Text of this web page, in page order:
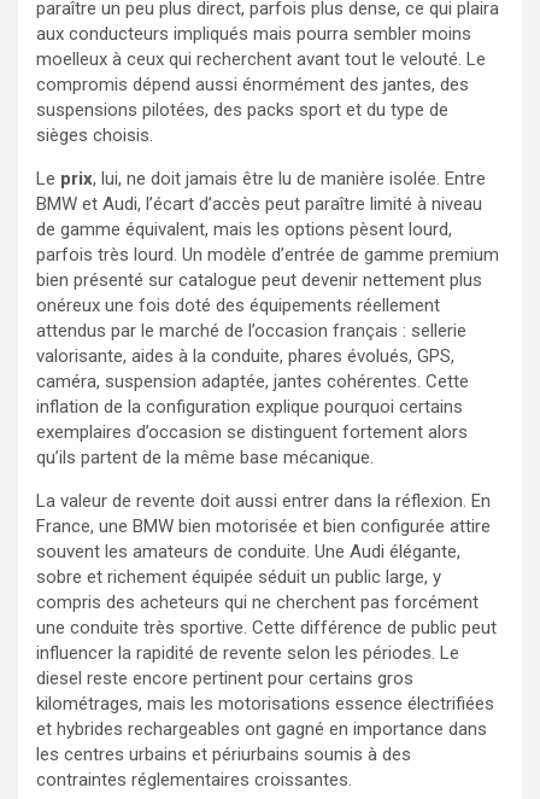
paraître un peu plus direct, parfois plus dense, ce qui plaira
aux conducteurs impliqués mais pourra sembler moins
moelleux à ceux qui recherchent avant tout le velouté. Le
compromis dépend aussi énormément des jantes, des
suspensions pilotées, des packs sport et du type de
sièges choisis.
Le prix, lui, ne doit jamais être lu de manière isolée. Entre
BMW et Audi, l’écart d’accès peut paraître limité à niveau
de gamme équivalent, mais les options pèsent lourd,
parfois très lourd. Un modèle d’entrée de gamme premium
bien présenté sur catalogue peut devenir nettement plus
onéreux une fois doté des équipements réellement
attendus par le marché de l’occasion français : sellerie
valorisante, aides à la conduite, phares évolués, GPS,
caméra, suspension adaptée, jantes cohérentes. Cette
inflation de la configuration explique pourquoi certains
exemplaires d’occasion se distinguent fortement alors
qu’ils partent de la même base mécanique.
La valeur de revente doit aussi entrer dans la réflexion. En
France, une BMW bien motorisée et bien configurée attire
souvent les amateurs de conduite. Une Audi élégante,
sobre et richement équipée séduit un public large, y
compris des acheteurs qui ne cherchent pas forcément
une conduite très sportive. Cette différence de public peut
influencer la rapidité de revente selon les périodes. Le
diesel reste encore pertinent pour certains gros
kilométrages, mais les motorisations essence électrifiées
et hybrides rechargeables ont gagné en importance dans
les centres urbains et périurbains soumis à des
contraintes réglementaires croissantes.